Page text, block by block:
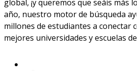
global, ¡y queremos que seáis más
año, nuestro motor de búsqueda
millones de estudiantes a conectar
mejores universidades y escuelas